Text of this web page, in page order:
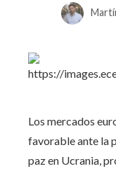
Los mercados
favorable ante la
paz en Ucrania,